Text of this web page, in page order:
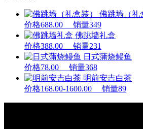
佛跳墙（礼
价格688.00 销量349
佛跳墙礼盒
价格388.00 销量231
日式蒲烧鳗鱼
价格78.00 销量368
明前安吉白茶
价格168.00-1600.00 销量89